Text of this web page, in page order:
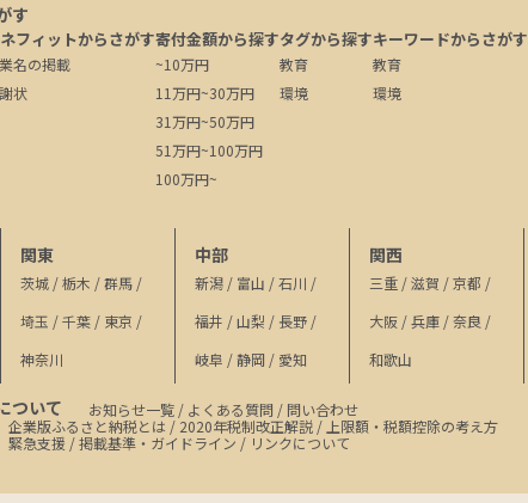
す
フィットからさがす
名の掲載
状
寄付金額から探す
~10万円
11万円~30万円
31万円~50万円
51万円~100万円
100万円~
タグから探す
教育
環境
キーワードからさがす
教育
環境
関東
茨城 /栃木 /群馬 /
埼玉 /千葉 / 東京 /
神奈川
中部
新潟 / 富山 /石川 /
福井 /山梨 / 長野 /
岐阜 /静岡 / 愛知
関西
三重 /滋賀 /京都 /
大阪 /兵庫 /奈良 /
和歌山
ついて お知らせ一覧 / よくある質問 / 問い合わせ
企業版ふるさと納税とは / 2020年税制改正解説 / 上限額・税額控除の考え方
緊急支援 /掲載基準・ガイドライン / リンクについて